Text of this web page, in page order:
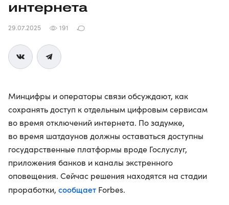
интернета
29.07.2025 191
Минцифры и операторы связи обсуждают, как
сохранять доступ к отдельным цифровым сервисам
во время отключений интернета. По задумке,
во время шатдаунов должны оставаться доступны
государственные платформы вроде Гослуслуг,
приложения банков и каналы экстренного
оповещения. Сейчас решения находятся на стадии
проработки, сообщает Forbes.